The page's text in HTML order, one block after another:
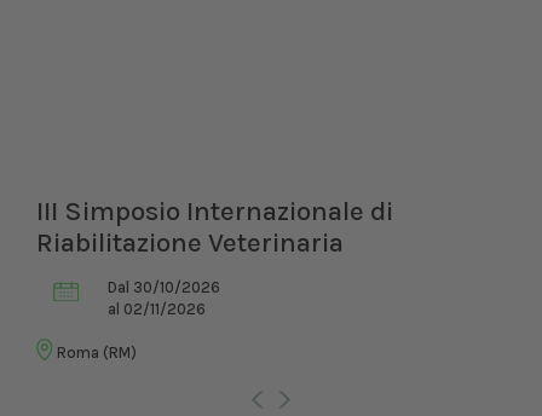
III Simposio Internazionale di
Riabilitazione Veterinaria
Dal 30/10/2026
al 02/11/2026
Roma (RM)